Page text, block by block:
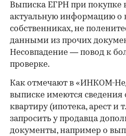
Выписка ЕГРН при покупке
актуальную информацию о
собственниках, не
данными из прочих
Несовпадение — повод к
проверке.
Как отмечают в «ИНКОМ-
выписке имеются сведения
квартиру (ипотека, арест и
запросить у продавца
документы, например о